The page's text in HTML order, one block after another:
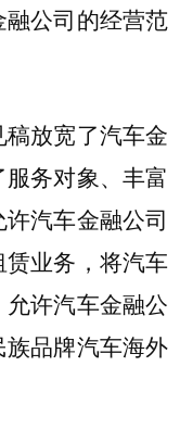
公司的经营范
放宽了汽车金
务对象、丰富
汽车金融公司
业务，将汽车
许汽车金融公
品牌汽车海外